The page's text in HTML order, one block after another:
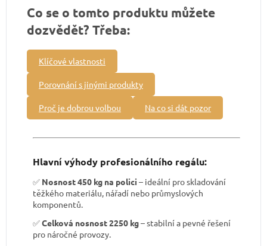
Co se o tomto produktu můžete
dozvědět? Třeba:
Klíčové vlastnosti
Porovnání s jinými produkty
Proč je dobrou volbou Na co si dát pozor
Hlavní výhody profesionálního regálu:
✅ Nosnost 450 kg na polici – ideální pro skladování
těžkého materiálu, nářadí nebo průmyslových
komponentů.
✅Celková nosnost 2250 kg– stabilní a pevné řešení
pro náročné provozy.